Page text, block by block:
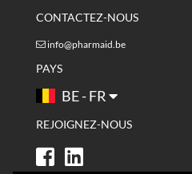
CONTACTEZ-NOUS
info@pharmaid.be
PAYS
BE - FR
REJOIGNEZ-NOUS